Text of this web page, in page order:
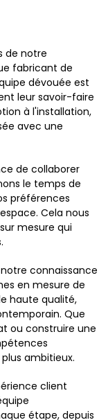
de notre
fabricant de
dévouée est
leur savoir-faire
à l'installation,
avec une
de collaborer
le temps de
préférences
Cela nous
mesure qui
connaissance
en mesure de
haute qualité,
Que
ou construire une
ambitieux.
client
étape, depuis